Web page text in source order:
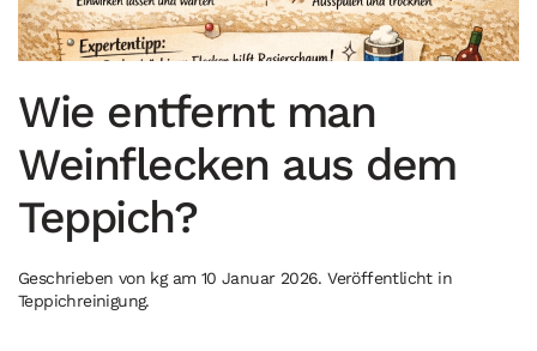
Wie entfernt man
Weinflecken aus dem
Teppich?
Geschrieben von kgam 10 Januar 2026. Veröffentlicht in
Teppichreinigung.